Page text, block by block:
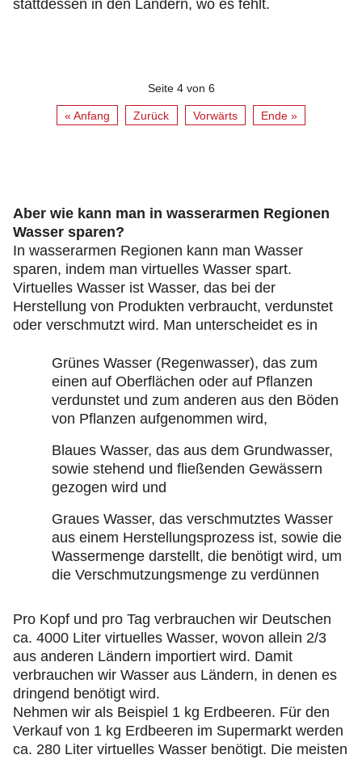
stattdessen in den Ländern, wo es fehlt.
Seite 4 von 6
« Anfang Zurück Vorwärts Ende »
Aber wie kann man in wasserarmen Regionen
Wasser sparen?
In wasserarmen Regionen kann man Wasser
sparen, indem man virtuelles Wasser spart.
Virtuelles Wasser ist Wasser, das bei der
Herstellung von Produkten verbraucht, verdunstet
oder verschmutzt wird. Man unterscheidet es in
Grünes Wasser (Regenwasser), das zum
einen auf Oberflächen oder auf Pflanzen
verdunstet und zum anderen aus den Böden
von Pflanzen aufgenommen wird,
Blaues Wasser, das aus dem Grundwasser,
sowie stehend und fließenden Gewässern
gezogen wird und
Graues Wasser, das verschmutztes Wasser
aus einem Herstellungsprozess ist, sowie die
Wassermenge darstellt, die benötigt wird, um
die Verschmutzungsmenge zu verdünnen
Pro Kopf und pro Tag verbrauchen wir Deutschen
ca. 4000 Liter virtuelles Wasser, wovon allein 2/3
aus anderen Ländern importiert wird. Damit
verbrauchen wir Wasser aus Ländern, in denen es
dringend benötigt wird.
Nehmen wir als Beispiel 1 kg Erdbeeren. Für den
Verkauf von 1 kg Erdbeeren im Supermarkt werden
ca. 280 Liter virtuelles Wasser benötigt. Die meisten